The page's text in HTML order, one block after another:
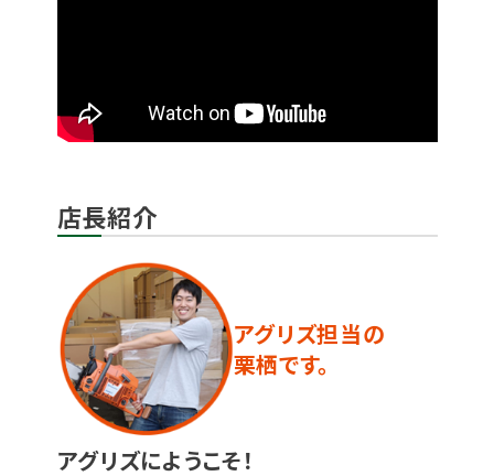
店長紹介
アグリズ担当の
栗栖です。
アグリズにようこそ！